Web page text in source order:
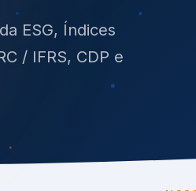
ESG, Índices
/ IFRS, CDP e
de resíduos